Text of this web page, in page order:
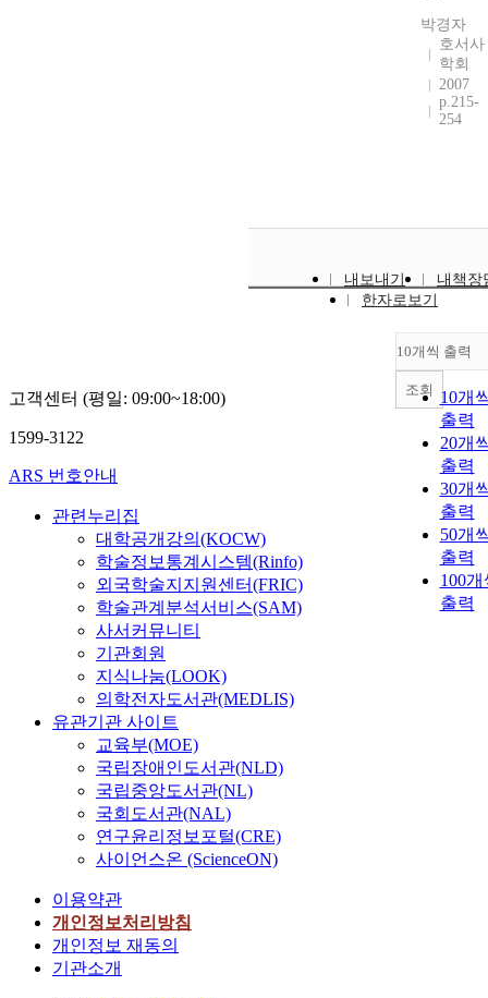
박경자
호서사
학회
2007
p.215-
254
내보내기
내책장
한자로보기
10개씩 출력
10개
출력
20개
출력
30개
출력
50개
출력
100개
출력
조회
고객센터 (평일: 09:00~18:00)
1599-3122
ARS 번호안내
관련누리집
대학공개강의(KOCW)
학술정보통계시스템(Rinfo)
외국학술지지원센터(FRIC)
학술관계분석서비스(SAM)
사서커뮤니티
기관회원
지식나눔(LOOK)
의학전자도서관(MEDLIS)
유관기관 사이트
교육부(MOE)
국립장애인도서관(NLD)
국립중앙도서관(NL)
국회도서관(NAL)
연구윤리정보포털(CRE)
사이언스온 (ScienceON)
이용약관
개인정보처리방침
개인정보 재동의
기관소개